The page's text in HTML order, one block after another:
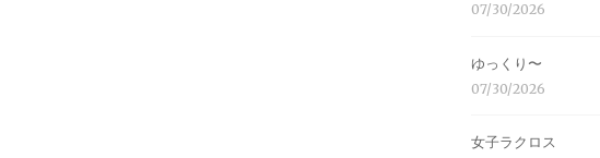
07/30/2026
ゆっくり〜
07/30/2026
女子ラクロス